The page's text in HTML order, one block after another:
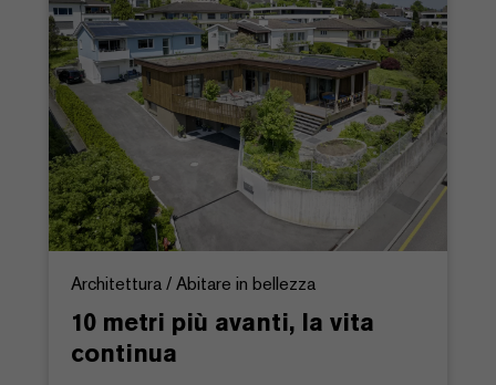
Architettura / Abitare in bellezza
10 metri più avanti, la vita
continua